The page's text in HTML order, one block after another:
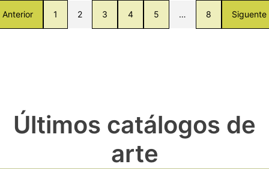
Anterior 1 2 3 4 5 … 8 Siguente
Últimos catálogos de
arte